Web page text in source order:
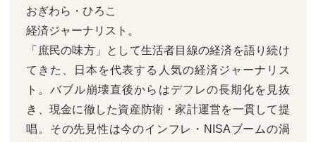
おぎわら・ひろこ
経済ジャーナリスト。
「庶民の味方」として生活者目線の経済を語り続け
てきた、日本を代表する人気の経済ジャーナリス
ト。バブル崩壊直後からはデフレの長期化を見抜
き、現金に徹した資産防衛・家計運営を一貫して提
唱。その先見性は今のインフレ・NISAブームの渦